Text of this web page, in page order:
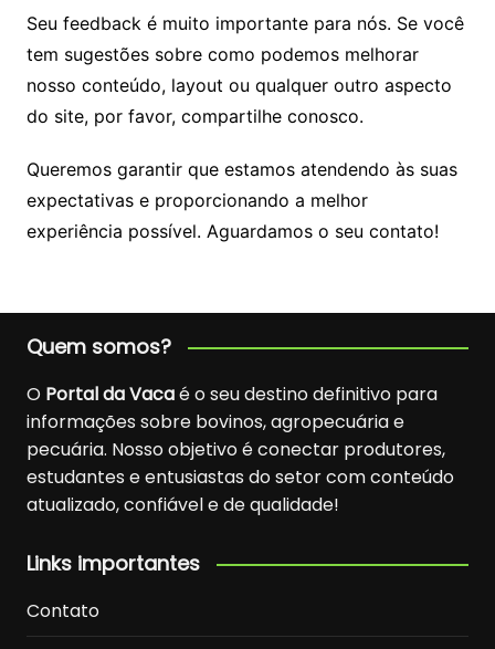
Seu feedback é muito importante para nós. Se você
tem sugestões sobre como podemos melhorar
nosso conteúdo, layout ou qualquer outro aspecto
do site, por favor, compartilhe conosco.
Queremos garantir que estamos atendendo às suas
expectativas e proporcionando a melhor
experiência possível. Aguardamos o seu contato!
Quem somos?
O Portal da Vacaé o seu destino definitivo para
informações sobre bovinos, agropecuária e
pecuária. Nosso objetivo é conectar produtores,
estudantes e entusiastas do setor com conteúdo
atualizado, confiável e de qualidade!
Links importantes
Contato